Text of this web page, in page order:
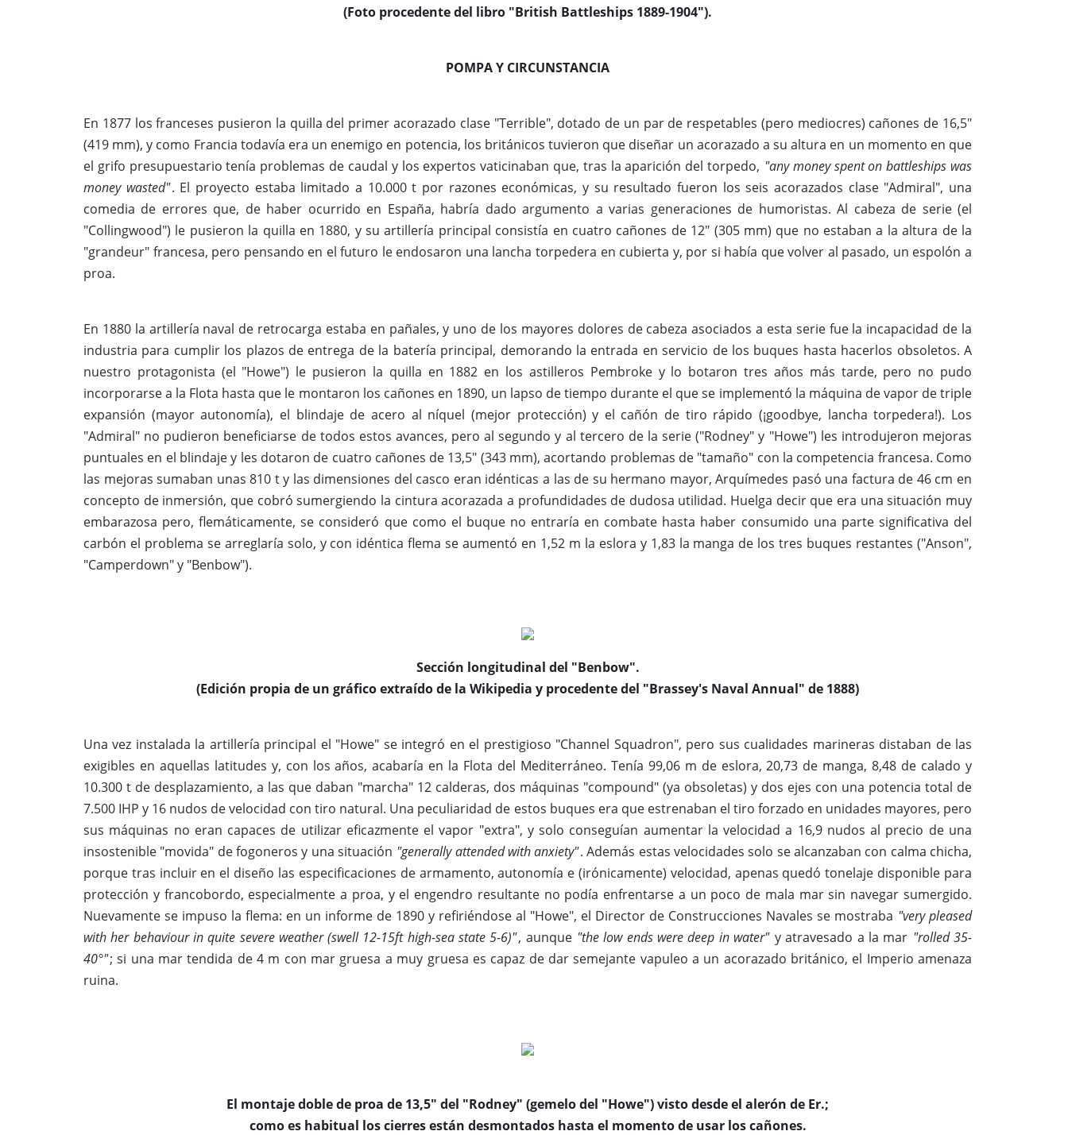
(Foto procedente del libro "British Battleships 1889-1904").
POMPA Y CIRCUNSTANCIA
En 1877 los franceses pusieron la quilla del primer acorazado clase "Terrible", dotado de un par de respetables (pero mediocres) cañones de 16,5"
(419 mm), y como Francia todavía era un enemigo en potencia, los británicos tuvieron que diseñar un acorazado a su altura en un momento en que
el grifo presupuestario tenía problemas de caudal y los expertos vaticinaban que, tras la aparición del torpedo, "any money spent on battleships was
money wasted". El proyecto estaba limitado a 10.000 t por razones económicas, y su resultado fueron los seis acorazados clase "Admiral", una
comedia de errores que, de haber ocurrido en España, habría dado argumento a varias generaciones de humoristas. Al cabeza de serie (el
"Collingwood") le pusieron la quilla en 1880, y su artillería principal consistía en cuatro cañones de 12" (305 mm) que no estaban a la altura de la
"grandeur" francesa, pero pensando en el futuro le endosaron una lancha torpedera en cubierta y, por si había que volver al pasado, un espolón a
proa.
En 1880 la artillería naval de retrocarga estaba en pañales, y uno de los mayores dolores de cabeza asociados a esta serie fue la incapacidad de la
industria para cumplir los plazos de entrega de la batería principal, demorando la entrada en servicio de los buques hasta hacerlos obsoletos. A
nuestro protagonista (el "Howe") le pusieron la quilla en 1882 en los astilleros Pembroke y lo botaron tres años más tarde, pero no pudo
incorporarse a la Flota hasta que le montaron los cañones en 1890, un lapso de tiempo durante el que se implementó la máquina de vapor de triple
expansión (mayor autonomía), el blindaje de acero al níquel (mejor protección) y el cañón de tiro rápido (¡goodbye, lancha torpedera!). Los
"Admiral" no pudieron beneficiarse de todos estos avances, pero al segundo y al tercero de la serie ("Rodney" y "Howe") les introdujeron mejoras
puntuales en el blindaje y les dotaron de cuatro cañones de 13,5" (343 mm), acortando problemas de "tamaño" con la competencia francesa. Como
las mejoras sumaban unas 810 t y las dimensiones del casco eran idénticas a las de su hermano mayor, Arquímedes pasó una factura de 46 cm en
concepto de inmersión, que cobró sumergiendo la cintura acorazada a profundidades de dudosa utilidad. Huelga decir que era una situación muy
embarazosa pero, flemáticamente, se consideró que como el buque no entraría en combate hasta haber consumido una parte significativa del
carbón el problema se arreglaría solo, y con idéntica flema se aumentó en 1,52 m la eslora y 1,83 la manga de los tres buques restantes ("Anson",
"Camperdown" y "Benbow").
Sección longitudinal del "Benbow".
(Edición propia de un gráfico extraído de la Wikipedia y procedente del "Brassey's Naval Annual" de 1888)
Una vez instalada la artillería principal el "Howe" se integró en el prestigioso "Channel Squadron", pero sus cualidades marineras distaban de las
exigibles en aquellas latitudes y, con los años, acabaría en la Flota del Mediterráneo. Tenía 99,06 m de eslora, 20,73 de manga, 8,48 de calado y
10.300 t de desplazamiento, a las que daban "marcha" 12 calderas, dos máquinas "compound" (ya obsoletas) y dos ejes con una potencia total de
7.500 IHP y 16 nudos de velocidad con tiro natural. Una peculiaridad de estos buques era que estrenaban el tiro forzado en unidades mayores, pero
sus máquinas no eran capaces de utilizar eficazmente el vapor "extra", y solo conseguían aumentar la velocidad a 16,9 nudos al precio de una
insostenible "movida" de fogoneros y una situación "generally attended with anxiety". Además estas velocidades solo se alcanzaban con calma chicha,
porque tras incluir en el diseño las especificaciones de armamento, autonomía e (irónicamente) velocidad, apenas quedó tonelaje disponible para
protección y francobordo, especialmente a proa, y el engendro resultante no podía enfrentarse a un poco de mala mar sin navegar sumergido.
Nuevamente se impuso la flema: en un informe de 1890 y refiriéndose al "Howe", el Director de Construcciones Navales se mostraba "very pleased
with her behaviour in quite severe weather (swell 12-15ft high-sea state 5-6)", aunque "the low ends were deep in water" y atravesado a la mar "rolled 35-
40°"; si una mar tendida de 4 m con mar gruesa a muy gruesa es capaz de dar semejante vapuleo a un acorazado británico, el Imperio amenaza
ruina.
El montaje doble de proa de 13,5" del "Rodney" (gemelo del "Howe") visto desde el alerón de Er.;
como es habitual los cierres están desmontados hasta el momento de usar los cañones.